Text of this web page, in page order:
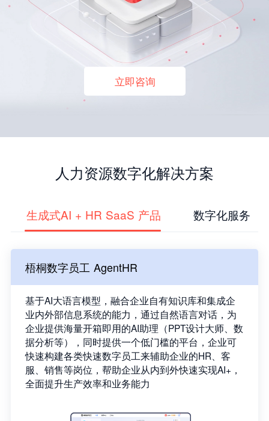
立即咨询
人力资源数字化解决方案
生成式AI + HR SaaS 产品 数字化服务
梧桐数字员工 AgentHR
基于AI大语言模型，融合企业自有知识库和集成企
业内外部信息系统的能力，通过自然语言对话，为
企业提供海量开箱即用的AI助理（PPT设计大师、数
据分析等），同时提供一个低门槛的平台，企业可
快速构建各类快速数字员工来辅助企业的HR、客
服、销售等岗位，帮助企业从内到外快速实现AI+，
全面提升生产效率和业务能力